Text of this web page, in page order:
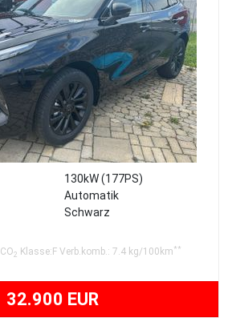
130kW (177PS)
Automatik
Schwarz
CO2 Klasse:F Verb.komb.: 7.4 kg/100km **
32.900 EUR